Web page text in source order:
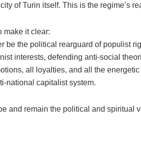
of Turin itself. This is the regime’s
make it clear:
be the political rearguard of populist
interests, defending anti-social
all loyalties, and all the
national capitalist system.
and remain the political and spiritual